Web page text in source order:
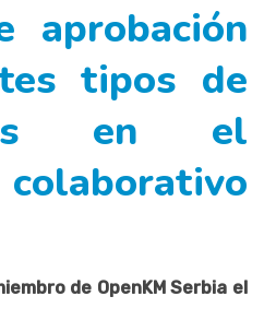
aprobación
tipos de
en el
de OpenKM Serbia el